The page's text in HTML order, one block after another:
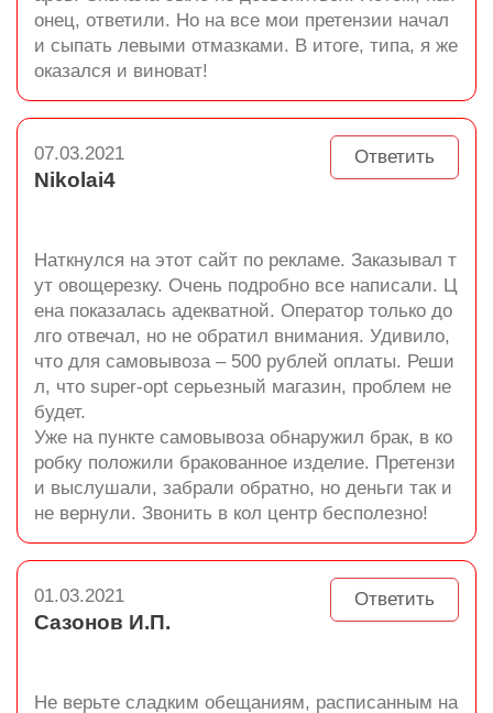
онец, ответили. Но на все мои претензии начал
и сыпать левыми отмазками. В итоге, типа, я же
оказался и виноват!
Ответить
07.03.2021
Nikolai4
Наткнулся на этот сайт по рекламе. Заказывал т
ут овощерезку. Очень подробно все написали. Ц
ена показалась адекватной. Оператор только до
лго отвечал, но не обратил внимания. Удивило,
что для самовывоза – 500 рублей оплаты. Реши
л, что super-opt серьезный магазин, проблем не
будет.
Уже на пункте самовывоза обнаружил брак, в ко
робку положили бракованное изделие. Претензи
и выслушали, забрали обратно, но деньги так и
не вернули. Звонить в кол центр бесполезно!
Ответить
01.03.2021
Сазонов И.П.
Не верьте сладким обещаниям, расписанным на